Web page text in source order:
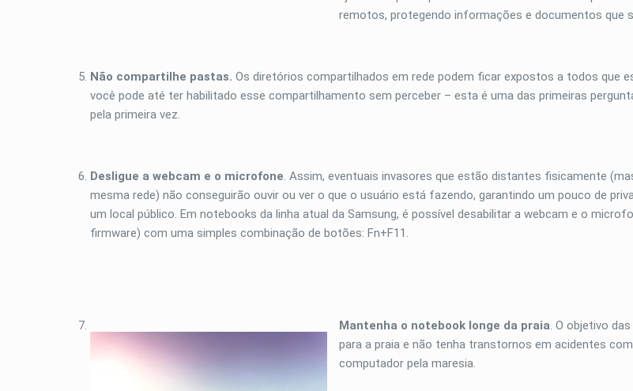
remotos, protegendo informações e documentos que
Não compartilhe pastas. Os diretórios compartilhados em rede podem ficar expostos a todos que
você pode até ter habilitado esse compartilhamento sem perceber – esta é uma das primeiras
pela primeira vez.
Desligue a webcam e o microfone. Assim, eventuais invasores que estão distantes fisicamente
mesma rede) não conseguirão ouvir ou ver o que o usuário está fazendo, garantindo um pouco de
um local público. Em notebooks da linha atual da Samsung, é possível desabilitar a webcam e o
firmware) com uma simples combinação de botões: Fn+F11.
Mantenha o notebook longe da praia. O objetivo
para a praia e não tenha transtornos em acidentes
computador pela maresia.